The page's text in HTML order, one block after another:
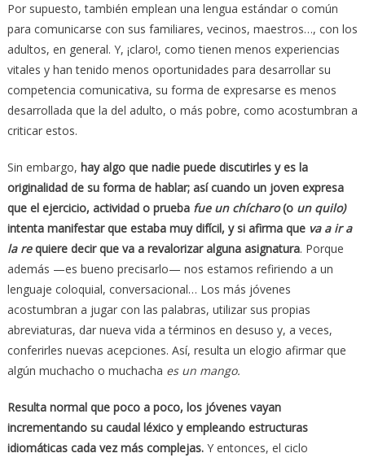
Por supuesto, también emplean una lengua estándar o común
para comunicarse con sus familiares, vecinos, maestros…, con los
adultos, en general. Y, ¡claro!, como tienen menos experiencias
vitales y han tenido menos oportunidades para desarrollar su
competencia comunicativa, su forma de expresarse es menos
desarrollada que la del adulto, o más pobre, como acostumbran a
criticar estos.
Sin embargo, hay algo que nadie puede discutirles y es la
originalidad de su forma de hablar; así cuando un joven expresa
que el ejercicio, actividad o pruebafue un chícharo(oun quilo)
intenta manifestar que estaba muy difícil, y si afirma que va a ir a
la requiere decir que va a revalorizar alguna asignatura. Porque
además —es bueno precisarlo— nos estamos refiriendo a un
lenguaje coloquial, conversacional… Los más jóvenes
acostumbran a jugar con las palabras, utilizar sus propias
abreviaturas, dar nueva vida a términos en desuso y, a veces,
conferirles nuevas acepciones. Así, resulta un elogio afirmar que
algún muchacho o muchacha es un mango.
Resulta normal que poco a poco, los jóvenes vayan
incrementando su caudal léxico y empleando estructuras
idiomáticas cada vez más complejas.Y entonces, el ciclo